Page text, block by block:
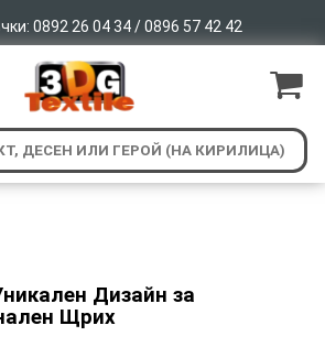
0892 26 04 34 / 0896 57 42 42
Дизайн за
Щрих